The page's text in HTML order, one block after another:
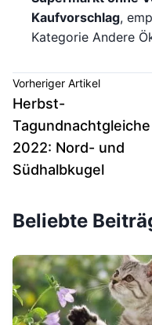
Kaufvorschlag,
Kategorie Andere
Vorheriger Artikel
Herbst-
Tagundnachtgleiche
2022: Nord- und
Südhalbkugel
Beliebte